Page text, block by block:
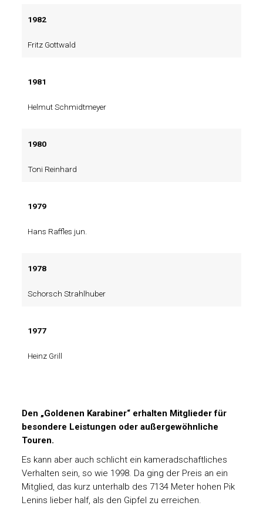
1982
Fritz Gottwald
1981
Helmut Schmidtmeyer
1980
Toni Reinhard
1979
Hans Raffles jun.
1978
Schorsch Strahlhuber
1977
Heinz Grill
Den „Goldenen Karabiner“ erhalten Mitglieder für
besondere Leistungen oder außergewöhnliche
Touren.
Es kann aber auch schlicht ein kameradschaftliches
Verhalten sein, so wie 1998. Da ging der Preis an ein
Mitglied, das kurz unterhalb des 7134 Meter hohen Pik
Lenins lieber half, als den Gipfel zu erreichen.